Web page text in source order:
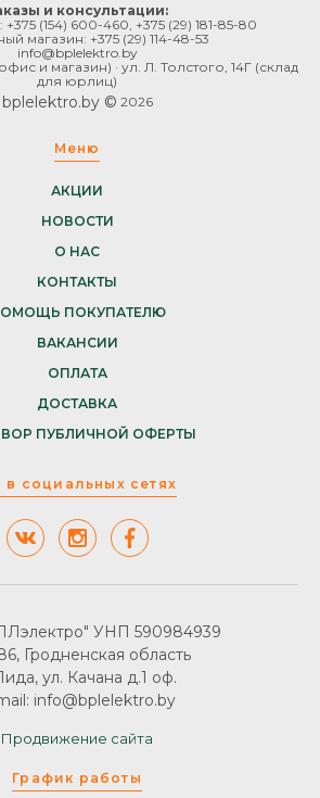
и консультации:
+375 (154) 600-460 +375 (29) 181-85-80
магазин: +375 (29) 114-48-53
info@bplelektro.by
и магазин) · ул. Л. Толстого, 14Г (склад
для юрлиц)
bplelektro.by © 2026
Меню
АКЦИИ
НОВОСТИ
О НАС
КОНТАКТЫ
ПОКУПАТЕЛЮ
ВАКАНСИИ
ОПЛАТА
ДОСТАВКА
ПУБЛИЧНОЙ ОФЕРТЫ
в социальных сетях
График работы
УНП 590984939
Гродненская область
ул. Качана д.1 оф.
info@bplelektro.by
Продвижение сайта